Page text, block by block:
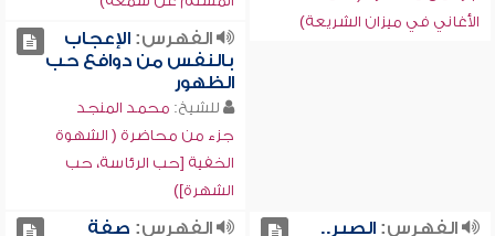
الأغاني في ميزان الشريعة)
الفهرس:الإعجاب
بالنفس من دوافع حب
الظهور
للشيخ: محمد المنجد
جزء من محاضرة ( الشهوة
الخفية [حب الرئاسة، حب
الشهرة])
الفهرس:الصبر..
الفهرس: صفة